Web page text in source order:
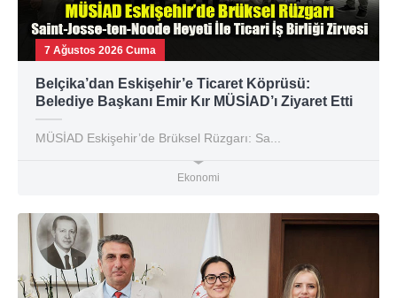
7 Ağustos 2026 Cuma
Belçika’dan Eskişehir’e Ticaret Köprüsü:
Belediye Başkanı Emir Kır MÜSİAD’ı Ziyaret Etti
MÜSİAD Eskişehir’de Brüksel Rüzgarı: Sa...
Ekonomi